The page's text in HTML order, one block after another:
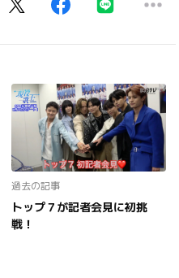
過去の記事
トップ７が記者会見に初挑
戦！